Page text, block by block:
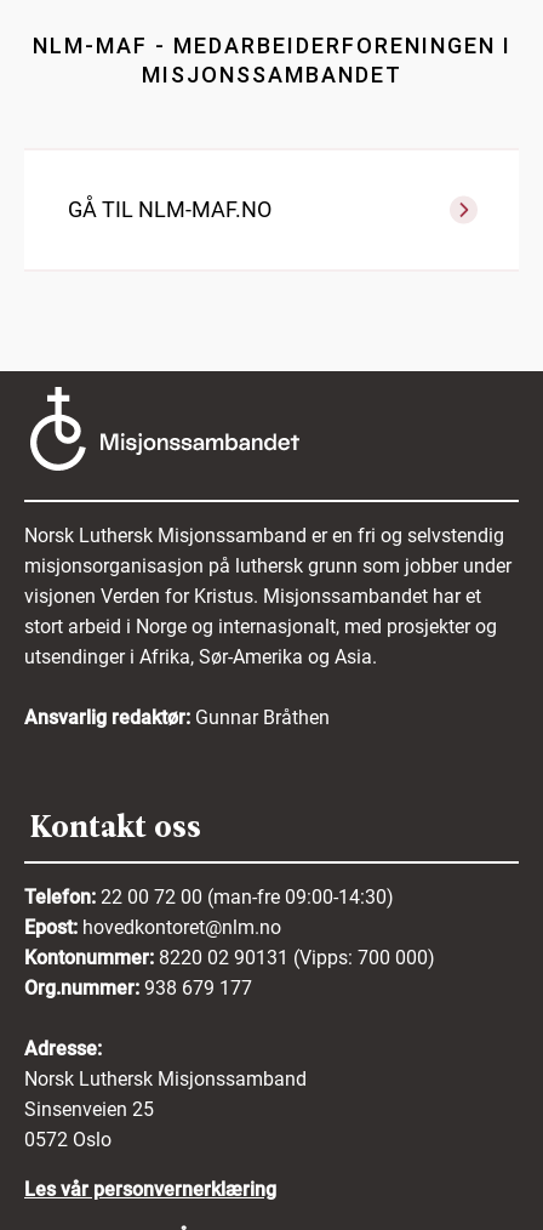
NLM-MAF - MEDARBEIDERFORENINGEN I
MISJONSSAMBANDET
GÅ TIL NLM-MAF.NO
Norsk Luthersk Misjonssamband er en fri og selvstendig
misjonsorganisasjon på luthersk grunn som jobber under
visjonen Verden for Kristus. Misjonssambandet har et
stort arbeid i Norge og internasjonalt, med prosjekter og
utsendinger i Afrika, Sør-Amerika og Asia.
Ansvarlig redaktør: Gunnar Bråthen
Kontakt oss
Telefon: 22 00 72 00 (man-fre 09:00-14:30)
Epost: hovedkontoret@nlm.no
Kontonummer: 8220 02 90131 (Vipps: 700 000)
Org.nummer: 938 679 177
Adresse:
Norsk Luthersk Misjonssamband
Sinsenveien 25
0572 Oslo
Les vår personvernerklæring